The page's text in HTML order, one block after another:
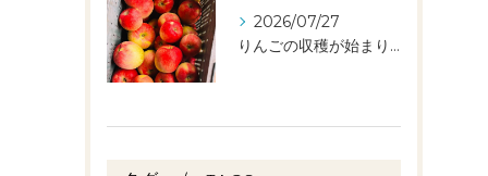
2026/07/27
りんごの収穫が始まりました🧑‍🌾🍎